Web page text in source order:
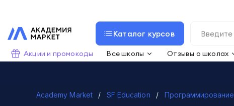
Каталог курсов
Акции и промокоды Все школы Отзывы о школах
Academy Market SF Education Программирование